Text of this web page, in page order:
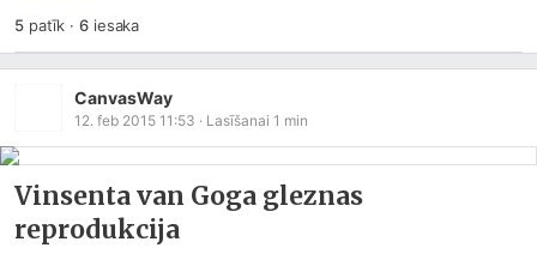
5patīk ·6iesaka
CanvasWay
12. feb 2015 11:53 · Lasīšanai 1 min
Vinsenta van Goga gleznas
reprodukcija